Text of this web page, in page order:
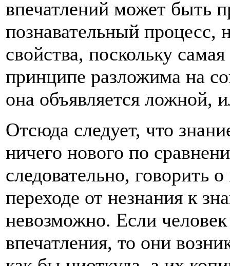
впечатлений может быть
познавательный процесс,
свойства, поскольку
принципе разложима на
она объявляется ложной,
Отсюда следует, что
ничего нового по
следовательно, говорить
переходе от незнания к
невозможно. Если
впечатления, то они